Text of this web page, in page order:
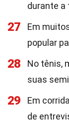
durante a
27
Em
popular
28
No tênis,
suas
29
Em
de